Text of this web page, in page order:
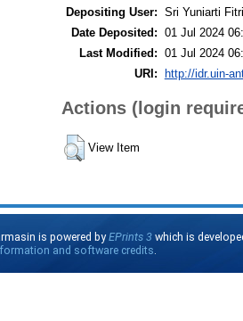
Depositing User: Sri Yuniarti
Date Deposited: 01 Jul 2024
Last Modified: 01 Jul 2024
URI: http://idr.uin-
Actions (login
View Item
is powered byEPrints 3 which is
and software credits.